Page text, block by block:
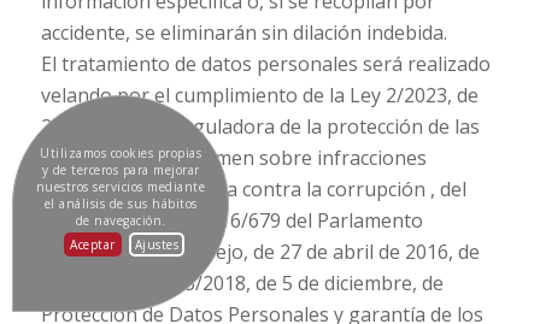
accidente, se eliminarán sin dilación indebida.
El tratamiento de datos personales será realizado
velando por el cumplimiento de la Ley 2/2023, de
20 de febrero, reguladora de la protección de las
personas que informen sobre infracciones
normativas y de lucha contra la corrupción , del
Reglamento (UE) 2016/679 del Parlamento
Europeo y del Consejo, de 27 de abril de 2016, de
la Ley Orgánica 3/2018, de 5 de diciembre, de
Protección de Datos Personales y garantía de los
Utilizamos cookies propias
y de terceros para mejorar
nuestros servicios mediante
el análisis de sus hábitos
de navegación.
Aceptar
Ajustes